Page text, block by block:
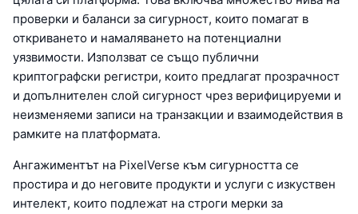
проверки и баланси за сигурност, които помагат в
откриването и намаляването на потенциални
уязвимости. Използват се също публични
криптографски регистри, които предлагат прозрачност
и допълнителен слой сигурност чрез верифицируеми и
неизменяеми записи на транзакции и взаимодействия в
рамките на платформата.
Ангажиментът на PixelVerse към сигурността се
простира и до неговите продукти и услуги с изкуствен
интелект, които подлежат на строги мерки за